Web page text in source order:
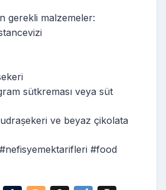
gerekli malzemeler:
sütkreması veya süt
ve beyaz çikolata
#food